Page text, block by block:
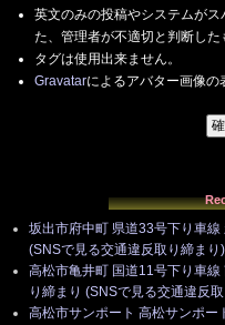
英文のみの投稿やシステムが
た、管理者が不適切と判断した
タグは使用出来ません。
Gravatarによるアバター画像の
坂出市府中町 県道33号下り車
(SNSで見る交通違反取り締まり)
高松市亀井町 国道11号下り車
り締まり (SNSで見る交通違反
高松市サンポート 高松サンポー